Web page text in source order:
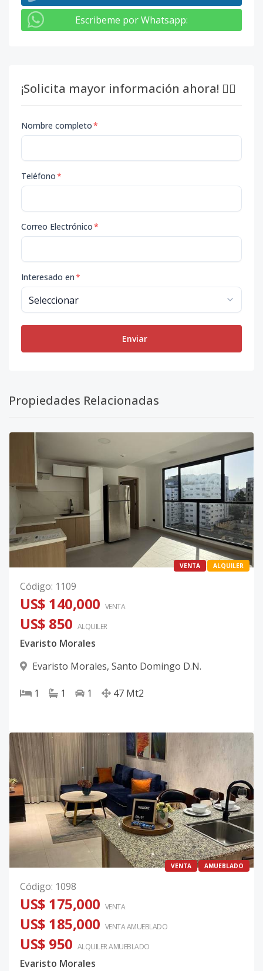
Escribeme por Whatsapp:
¡Solicita mayor información ahora! 👇🏽
Nombre completo*
Teléfono*
Correo Electrónico*
Interesado en*
Enviar
Propiedades Relacionadas
VENTA ALQUILER
Código: 1109
US$ 140,000 VENTA
US$ 850 ALQUILER
Evaristo Morales
Evaristo Morales, Santo Domingo D.N.
1 1 1 47 Mt2
VENTA AMUEBLADO
Código: 1098
US$ 175,000 VENTA
US$ 185,000 VENTA AMUEBLADO
US$ 950 ALQUILERAMUEBLADO
Evaristo Morales